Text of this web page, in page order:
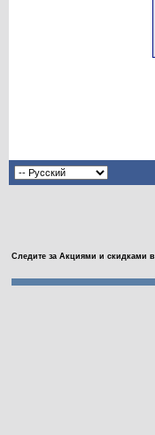
Следите за Акциями и скидками в